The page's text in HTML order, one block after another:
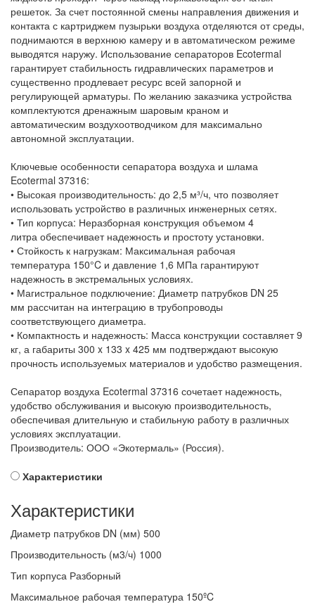
решеток. За счет постоянной смены направления движения и
контакта с картриджем пузырьки воздуха отделяются от среды,
поднимаются в верхнюю камеру и в автоматическом режиме
выводятся наружу. Использование сепараторов Ecotermal
гарантирует стабильность гидравлических параметров и
существенно продлевает ресурс всей запорной и
регулирующей арматуры. По желанию заказчика устройства
комплектуются дренажным шаровым краном и
автоматическим воздухоотводчиком для максимально
автономной эксплуатации.
Ключевые особенности сепаратора воздуха и шлама
Ecotermal 37316:
• Высокая производительность: до 2,5 м³/ч, что позволяет
использовать устройство в различных инженерных сетях.
• Тип корпуса: Неразборная конструкция объемом 4
литра обеспечивает надежность и простоту установки.
• Стойкость к нагрузкам: Максимальная рабочая
температура 150°C и давление 1,6 МПа гарантируют
надежность в экстремальных условиях.
• Магистральное подключение: Диаметр патрубков DN 25
мм рассчитан на интеграцию в трубопроводы
соответствующего диаметра.
• Компактность и надежность: Масса конструкции составляет 9
кг, а габариты 300 x 133 x 425 мм подтверждают высокую
прочность используемых материалов и удобство размещения.
Сепаратор воздуха Ecotermal 37316 сочетает надежность,
удобство обслуживания и высокую производительность,
обеспечивая длительную и стабильную работу в различных
условиях эксплуатации.
Производитель: ООО «Экотермаль» (Россия).
Характеристики
Характеристики
Диаметр патрубков DN (мм) 500
Производительность (м3/ч) 1000
Тип корпуса Разборный
Максимальное рабочая температура 150ºC